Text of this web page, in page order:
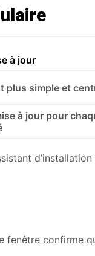
à jour
plus simple et
à jour pour
fenêtre confirme